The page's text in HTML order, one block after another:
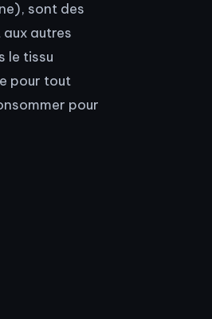
sont des
autres
le tissu
pour tout
pour